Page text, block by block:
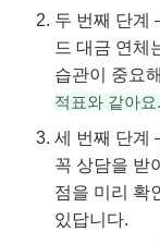
두 번째 단계
드 대금 연체
습관이 중요
적표와 같아요.
세 번째 단계
꼭 상담을 받
점을 미리 확
있답니다.